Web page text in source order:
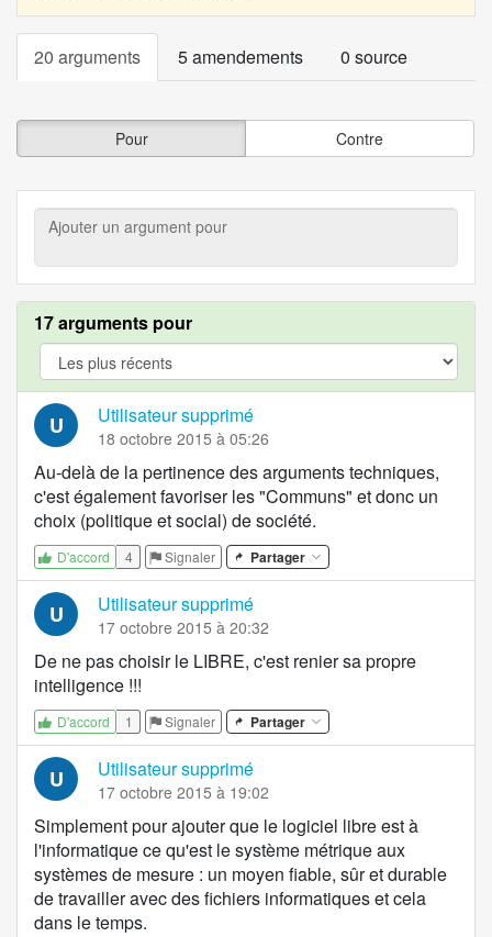
20 arguments 5 amendements 0 source
Pour Contre
Ajouter
argument
pour
17 arguments pour
argument.filter.yes
U Utilisateur supprimé
18 octobre 2015 à 05:26
Au-delà de la pertinence des arguments techniques,
c'est également favoriser les "Communs" et donc un
choix (politique et social) de société.
D'accord 4 Signaler Partager
U Utilisateur supprimé
17 octobre 2015 à 20:32
De ne pas choisir le LIBRE, c'est renier sa propre
intelligence !!!
D'accord 1 Signaler Partager
U Utilisateur supprimé
17 octobre 2015 à 19:02
Simplement pour ajouter que le logiciel libre est à
l'informatique ce qu'est le système métrique aux
systèmes de mesure : un moyen fiable, sûr et durable
de travailler avec des fichiers informatiques et cela
dans le temps.